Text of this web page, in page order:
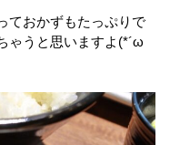
ておかずもたっぷりで
ゃうと思いますよ(*´ω